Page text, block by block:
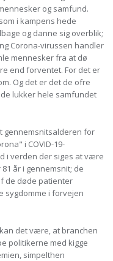
og samfund.
i kampens hede
og danne sig overblik;
Corona-virussen handler
mennesker fra at dø
end forventet. For det er
Og det er det de ofre
lukker hele samfundet
gennemsnitsalderen for
i COVID-19-
i verden der siges at være
år i gennemsnit; de
de døde patienter
sygdomme i forvejen
det være, at branchen
politikerne med kigge
simpelthen